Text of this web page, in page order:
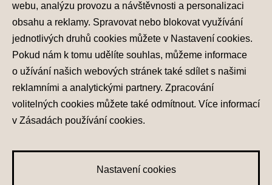
© 2026 Hyundai Motor Czech s.r.o.
Všechna práva vyhrazena
Ochrana osobních údajů
Nastavení cookies
webu, analýzu provozu a návštěvnosti a personalizaci
obsahu a reklamy. Spravovat nebo blokovat využívání
jednotlivých druhů cookies můžete v Nastavení cookies.
Pokud nám k tomu udělíte souhlas, můžeme informace
o užívání našich webových stránek také sdílet s našimi
reklamními a analytickými partnery. Zpracování
volitelných cookies můžete také odmítnout. Více informací
v Zásadách používání cookies.
Nastavení cookies